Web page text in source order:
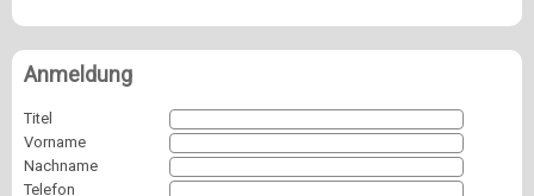
Buch & DVD
Anmeldung
Titel
Vorname
Nachname
Telefon